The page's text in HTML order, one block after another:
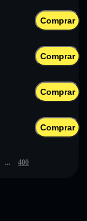
Comprar
Comprar
Comprar
Comprar
... 400